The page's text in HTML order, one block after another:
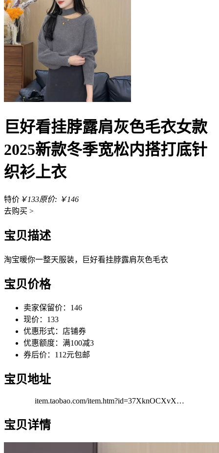
巨好看挂脖露肩灰色毛衣女款
2025新款冬季宽松内搭打底针
织衫上衣
特价 ￥133原价: ￥146
去购买 >
宝贝描述
淘宝暖你一整天服装，巨好看挂脖露肩灰色毛衣
宝贝价格
卖家保留价：146
现价：133
优惠形式：店铺券
优惠额度：满100减3
券后价：112元包邮
宝贝地址
item.taobao.com/item.htm?id=37XknOCXvX…
宝贝详情